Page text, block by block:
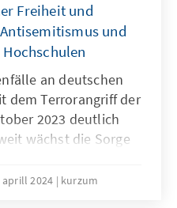
Freiheit und
und
an deutschen
dem Terrorangriff der
2023 deutlich
wächst die Sorge
im Februar 2024 wird
aprill 2024 kurzum